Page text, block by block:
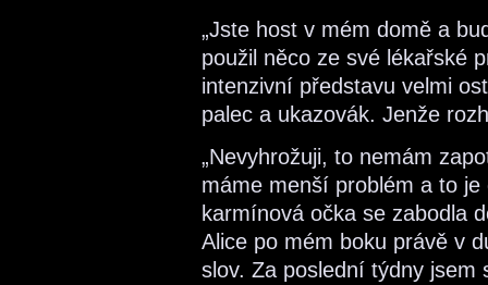
„Jste host v mém domě a
použil něco ze své lékařské
intenzivní představu velmi
palec a ukazovák. Jenže
„Nevyhrožuji, to nemám
máme menší problém a to je
karmínová očka se zabodla
Alice po mém boku právě v
slov. Za poslední týdny jsem